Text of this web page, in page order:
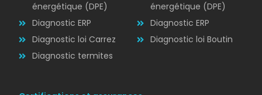
énergétique (DPE)
Diagnostic ERP
Diagnostic loi Carrez
Diagnostic termites
énergétique (DPE)
Diagnostic ERP
Diagnostic loi Boutin